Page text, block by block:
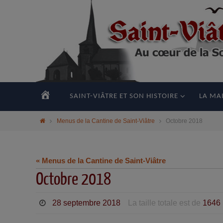
ACCUEILSAINT-VIÂTRE ET SON HISTOIRE LA
Menus de la Cantine de Saint-Viâtre Octobre 2018
« Menus de la Cantine de Saint-Viâtre
Octobre 2018
28 septembre 2018 La taille totale est de 1646